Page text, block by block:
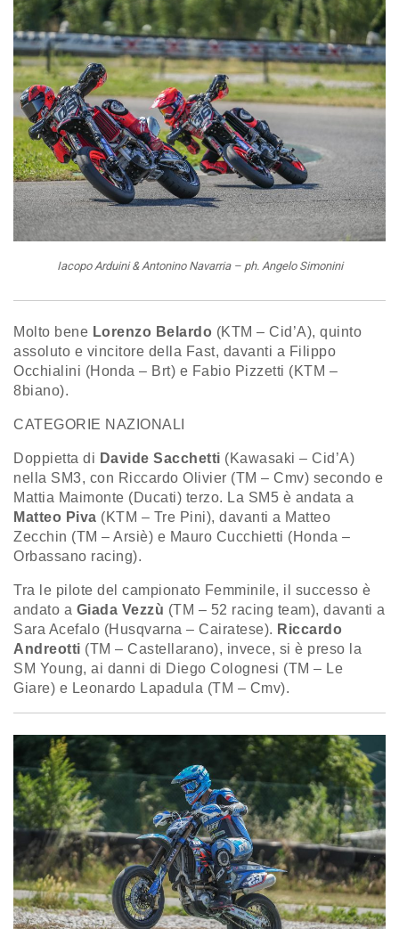
Iacopo Arduini & Antonino Navarria – ph. Angelo Simonini
Molto bene Lorenzo Belardo (KTM – Cid’A), quinto
assoluto e vincitore della Fast, davanti a Filippo
Occhialini (Honda – Brt) e Fabio Pizzetti (KTM –
8biano).
CATEGORIE NAZIONALI
Doppietta di Davide Sacchetti (Kawasaki – Cid’A)
nella SM3, con Riccardo Olivier (TM – Cmv) secondo e
Mattia Maimonte (Ducati) terzo. La SM5 è andata a
Matteo Piva (KTM – Tre Pini), davanti a Matteo
Zecchin (TM – Arsiè) e Mauro Cucchietti (Honda –
Orbassano racing).
Tra le pilote del campionato Femminile, il successo è
andato a Giada Vezzù (TM – 52 racing team), davanti a
Sara Acefalo (Husqvarna – Cairatese). Riccardo
Andreotti (TM – Castellarano), invece, si è preso la
SM Young, ai danni di Diego Colognesi (TM – Le
Giare) e Leonardo Lapadula (TM – Cmv).